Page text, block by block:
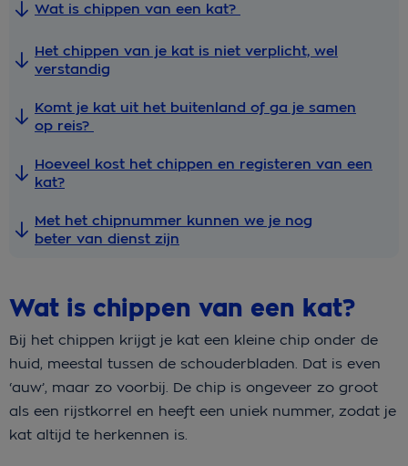
Wat is chippen van een kat?
Het chippen van je kat is niet verplicht, wel
verstandig
Komt je kat uit het buitenland of ga je samen
op reis?
Hoeveel kost het chippen en registeren van een
kat?
Met het chipnummer kunnen we je nog
beter van dienst zijn
Wat is chippen van een kat?
Bij het chippen krijgt je kat een kleine chip onder de
huid, meestal tussen de schouderbladen. Dat is even
‘auw’, maar zo voorbij. De chip is ongeveer zo groot
als een rijstkorrel en heeft een uniek nummer, zodat je
kat altijd te herkennen is.